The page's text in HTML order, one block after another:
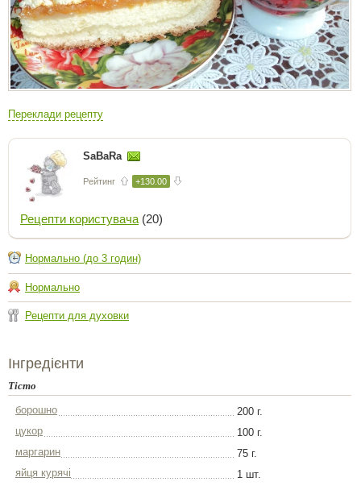
Переклади рецепту
SaBaRa
Рейтинг +130.00
Рецепти користувача (20)
Нормально (до 3 годин)
Нормально
Рецепти для духовки
Інгредієнти
Тісто
борошно
200 г.
цукор
100 г.
маргарин
75 г.
яйця курячі
1 шт.